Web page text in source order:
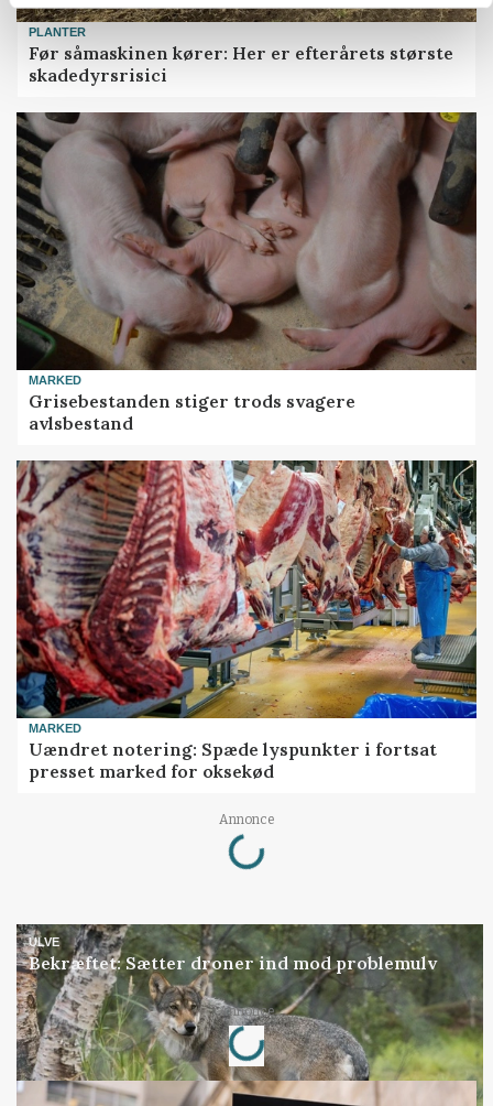
PLANTER
Før såmaskinen kører: Her er efterårets største
skadedyrsrisici
MARKED
Grisebestanden stiger trods svagere
avlsbestand
MARKED
Uændret notering: Spæde lyspunkter i fortsat
presset marked for oksekød
Annonce
Loading...
ULVE
Bekræftet: Sætter droner ind mod problemulv
Annonce
Loading...